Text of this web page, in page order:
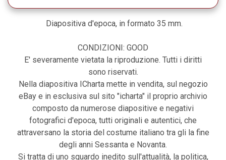
Diapositiva d'epoca, in formato 35 mm.
CONDIZIONI: GOOD
E' severamente vietata la riproduzione. Tutti i diritti
sono riservati.
Nella diapositiva ICharta mette in vendita, sul negozio
eBay e in esclusiva sul sito "icharta" il proprio archivio
composto da numerose diapositive e negativi
fotografici d'epoca, tutti originali e autentici, che
attraversano la storia del costume italiano tra gli la fine
degli anni Sessanta e Novanta.
Si tratta di uno sguardo inedito sull'attualità, la politica,